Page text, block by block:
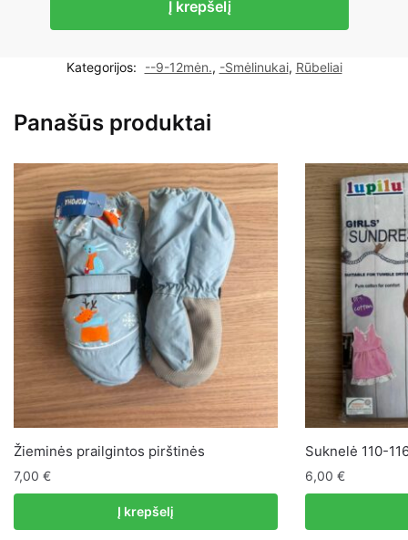
12mėn.
5vnt.
Į krepšelį
Kategorijos: --9-12mėn., -Smėlinukai, Rūbeliai
Panašūs produktai
Žieminės prailgintos pirštinės
7,00 €
Į krepšelį
Suknelė 110-
6,00 €